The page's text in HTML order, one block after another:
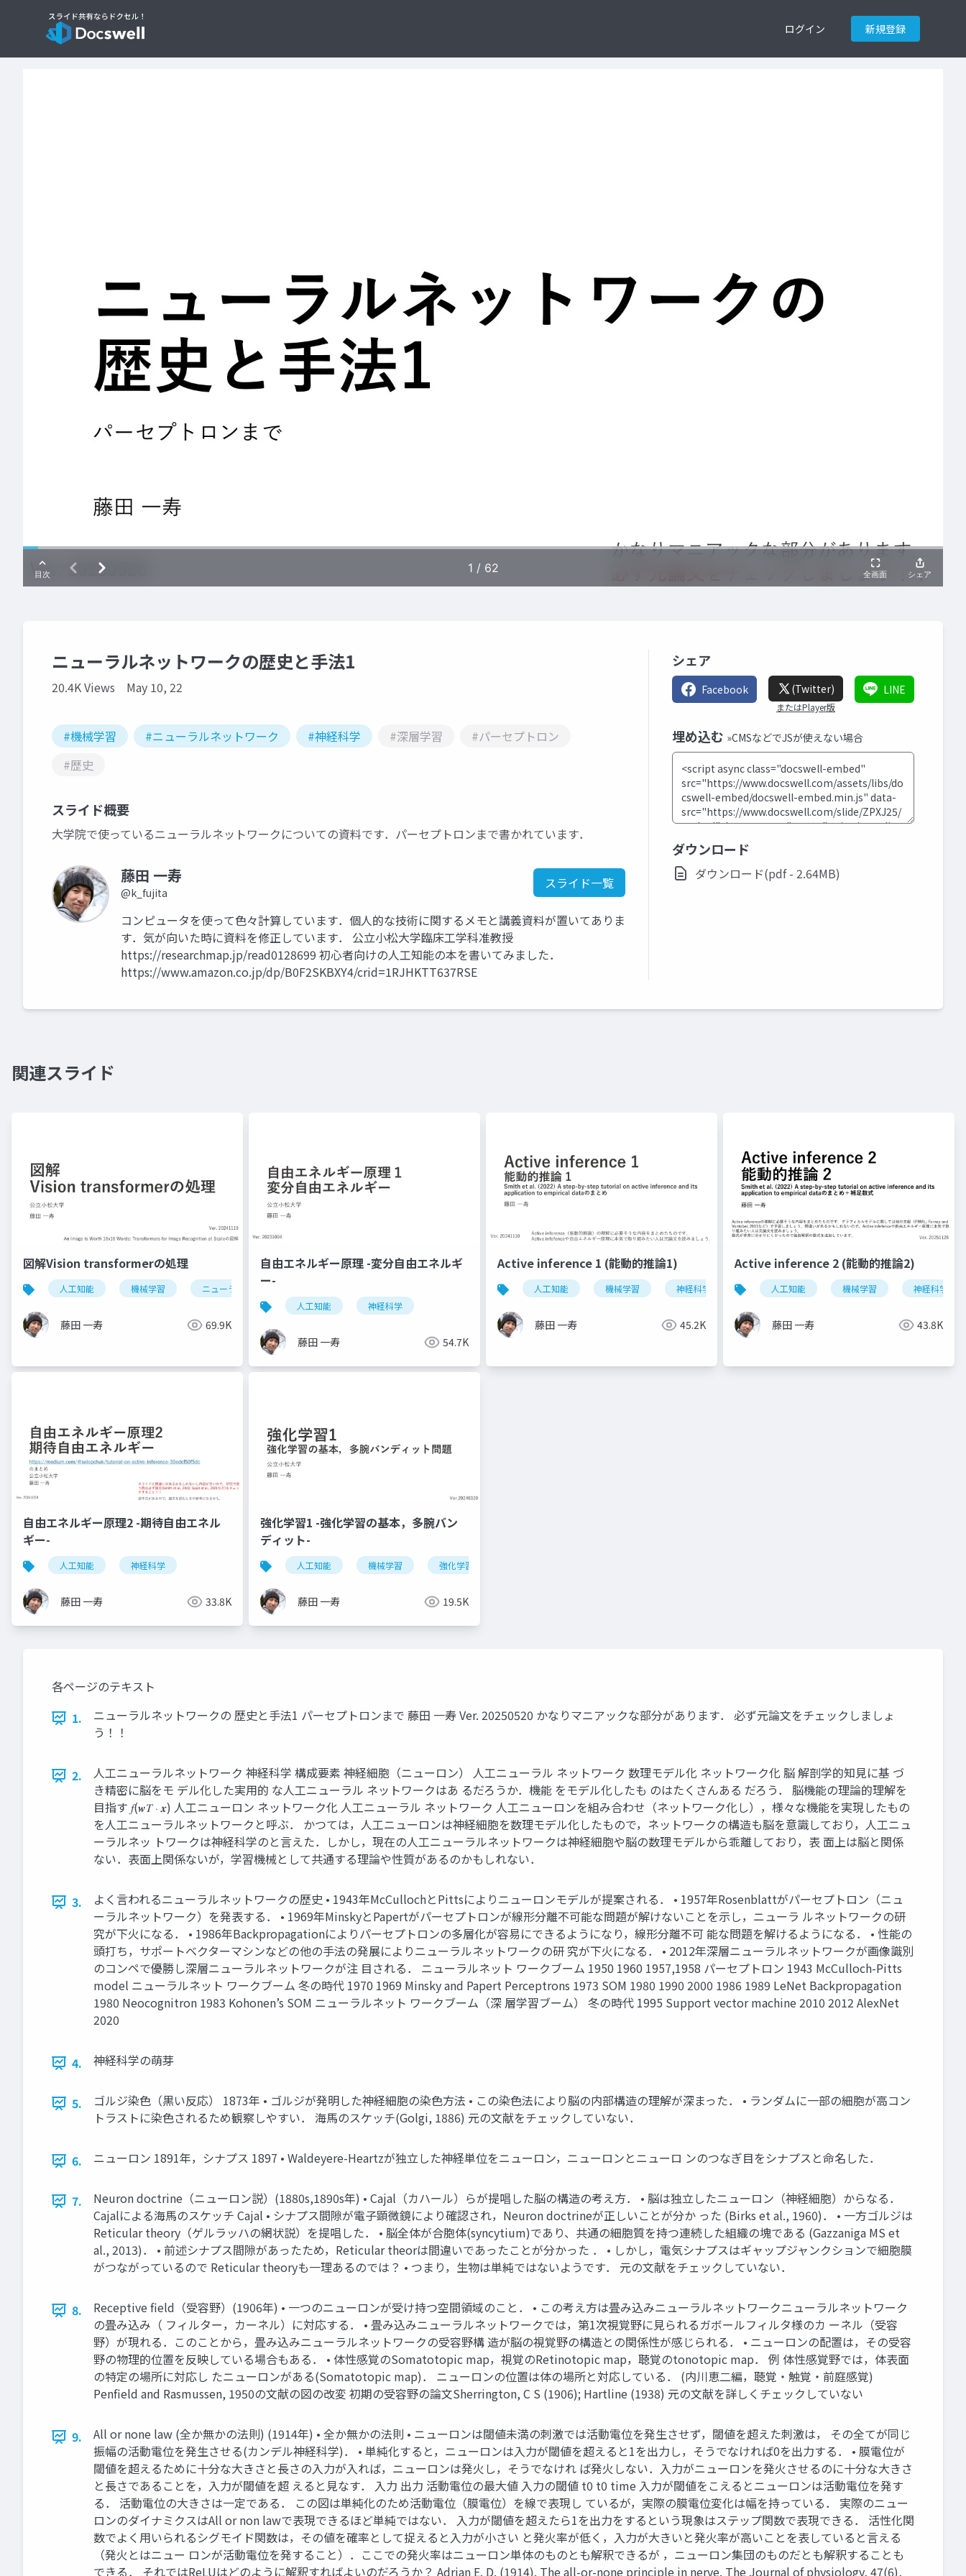
ログイン 新規登録
ニューラルネットワークの歴史と手法1
20.4K Views May 10, 22
#機械学習 #ニューラルネットワーク #神経科学 #深層学習
#パーセプトロン
#歴史
スライド概要
大学院で使っているニューラルネットワークについての資料です．パーセプトロンまで書かれています．
藤田 一寿
@k_fujita
スライド一覧
コンピュータを使って色々計算しています．個人的な技術に関するメモと講義資料が置いてありま
す．気が向いた時に資料を修正しています． 公立小松大学臨床工学科准教授
https://researchmap.jp/read0128699 初心者向けの人工知能の本を書いてみました．
https://www.amazon.co.jp/dp/B0F2SKBXY4/crid=1RJHKTT637RSE
シェア
Facebook (Twitter)
またはPlayer版
LINE
埋め込む »CMSなどでJSが使えない場合
ダウンロード
ダウンロード(pdf - 2.64MB)
関連スライド
図解Vision transformerの処理
人工知能 機械学習 ニューラルネットワーク
藤田 一寿 69.9K
自由エネルギー原理 -変分自由エネルギ
ー-
人工知能 神経科学
藤田 一寿 54.7K
Active inference 1 (能動的推論1)
人工知能 機械学習 神経科学
藤田 一寿 45.2K
Active inference 2 (能動的推論2)
人工知能 機械学習 神経科学
藤田 一寿 43.8K
自由エネルギー原理2 -期待自由エネル
ギー-
人工知能 神経科学
藤田 一寿 33.8K
強化学習1 -強化学習の基本，多腕バン
ディット-
人工知能 機械学習 強化学習
藤田 一寿 19.5K
各ページのテキスト
1.
ニューラルネットワークの 歴史と手法1 パーセプトロンまで 藤田 一寿 Ver. 20250520 かなりマニアックな部分があります． 必ず元論文をチェックしましょ
う！！
2.
人工ニューラルネットワーク 神経科学 構成要素 神経細胞（ニューロン） 人工ニューラル ネットワーク 数理モデル化 ネットワーク化 脳 解剖学的知見に基 づ
き精密に脳をモ デル化した実用的 な人工ニューラル ネットワークはあ るだろうか．機能 をモデル化したも のはたくさんある だろう． 脳機能の理論的理解を
目指す 𝑓(𝒘𝑇 ⋅ 𝒙) 人工ニューロン ネットワーク化 人工ニューラル ネットワーク 人工ニューロンを組み合わせ（ネットワーク化し），様々な機能を実現したもの
を人工ニューラルネットワークと呼ぶ． かつては，人工ニューロンは神経細胞を数理モデル化したもので，ネットワークの構造も脳を意識しており，人工ニュ
ーラルネッ トワークは神経科学のと言えた．しかし，現在の人工ニューラルネットワークは神経細胞や脳の数理モデルから乖離しており，表 面上は脳と関係
ない．表面上関係ないが，学習機械として共通する理論や性質があるのかもしれない．
3.
よく言われるニューラルネットワークの歴史 • 1943年McCullochとPittsによりニューロンモデルが提案される． • 1957年Rosenblattがパーセプトロン（ニュ
ーラルネットワーク）を発表する． • 1969年MinskyとPapertがパーセプトロンが線形分離不可能な問題が解けないことを示し，ニューラ ルネットワークの研
究が下火になる． • 1986年Backpropagationによりパーセプトロンの多層化が容易にできるようになり，線形分離不可 能な問題を解けるようになる． • 性能の
頭打ち，サポートベクターマシンなどの他の手法の発展によりニューラルネットワークの研 究が下火になる． • 2012年深層ニューラルネットワークが画像識別
のコンペで優勝し深層ニューラルネットワークが注 目される． ニューラルネット ワークブーム 1950 1960 1957,1958 パーセプトロン 1943 McCulloch-Pitts
model ニューラルネット ワークブーム 冬の時代 1970 1969 Minsky and Papert Perceptrons 1973 SOM 1980 1990 2000 1986 1989 LeNet Backpropagation
1980 Neocognitron 1983 Kohonen’s SOM ニューラルネット ワークブーム（深 層学習ブーム） 冬の時代 1995 Support vector machine 2010 2012 AlexNet
2020
4. 神経科学の萌芽
5.
ゴルジ染色（黒い反応） 1873年 • ゴルジが発明した神経細胞の染色方法 • この染色法により脳の内部構造の理解が深まった． • ランダムに一部の細胞が高コン
トラストに染色されるため観察しやすい． 海馬のスケッチ(Golgi, 1886) 元の文献をチェックしていない．
6. ニューロン 1891年，シナプス 1897 • Waldeyere-Heartzが独立した神経単位をニューロン，ニューロンとニューロ ンのつなぎ目をシナプスと命名した．
7.
Neuron doctrine（ニューロン説）(1880s,1890s年) • Cajal（カハール）らが提唱した脳の構造の考え方． • 脳は独立したニューロン（神経細胞）からなる．
Cajalによる海馬のスケッチ Cajal • シナプス間隙が電子顕微鏡により確認され，Neuron doctrineが正しいことが分か った (Birks et al., 1960)． • 一方ゴルジは
Reticular theory（ゲルラッハの網状説）を提唱した． • 脳全体が合胞体(syncytium)であり、共通の細胞質を持つ連続した組織の塊である (Gazzaniga MS et
al., 2013)． • 前述シナプス間隙があったため，Reticular theorは間違いであったことが分かった ． • しかし，電気シナプスはギャップジャンクションで細胞膜
がつながっているので Reticular theoryも一理あるのでは？ • つまり，生物は単純ではないようです． 元の文献をチェックしていない．
8.
Receptive field（受容野）(1906年) • 一つのニューロンが受け持つ空間領域のこと． • この考え方は畳み込みニューラルネットワークニューラルネットワーク
の畳み込み（ フィルター，カーネル）に対応する． • 畳み込みニューラルネットワークでは，第1次視覚野に見られるガボールフィルタ様のカ ーネル（受容
野）が現れる．このことから，畳み込みニューラルネットワークの受容野構 造が脳の視覚野の構造との関係性が感じられる． • ニューロンの配置は，その受容
野の物理的位置を反映している場合もある． • 体性感覚のSomatotopic map，視覚のRetinotopic map，聴覚のtonotopic map． 例 体性感覚野では，体表面
の特定の場所に対応し たニューロンがある(Somatotopic map)． ニューロンの位置は体の場所と対応している． (内川恵二編，聴覚・触覚・前庭感覚)
Penfield and Rasmussen, 1950の文献の図の改変 初期の受容野の論文Sherrington, C S (1906); Hartline (1938) 元の文献を詳しくチェックしていない
9.
All or none law (全か無かの法則) (1914年) • 全か無かの法則 • ニューロンは閾値未満の刺激では活動電位を発生させず，閾値を超えた刺激は， その全てが同じ
振幅の活動電位を発生させる(カンデル神経科学)． • 単純化すると，ニューロンは入力が閾値を超えると1を出力し，そうでなければ0を出力する． • 膜電位が
閾値を超えるために十分な大きさと長さの入力が入れば，ニューロンは発火し，そうでなけれ ば発火しない．入力がニューロンを発火させるのに十分な大きさ
と長さであることを，入力が閾値を超 えると見なす． 入力 出力 活動電位の最大値 入力の閾値 t0 t0 time 入力が閾値をこえるとニューロンは活動電位を発す
る． 活動電位の大きさは一定である． この図は単純化のため活動電位（膜電位）を線で表現し ているが，実際の膜電位変化は幅を持っている． 実際のニュー
ロンのダイナミクスはAll or non lawで表現できるほど単純ではない． 入力が閾値を超えたら1を出力をするという現象はステップ関数で表現できる． 活性化関
数でよく用いられるシグモイド関数は，その値を確率として捉えると入力が小さい と発火率が低く，入力が大きいと発火率が高いことを表していると言える
（発火とはニュー ロンが活動電位を発すること）．ここでの発火率はニューロン単体のものとも解釈できるが ，ニューロン集団のものだとも解釈することも
できる． それではReLUはどのように解釈すればよいのだろうか？ Adrian E. D. (1914). The all-or-none principle in nerve. The Journal of physiology, 47(6),